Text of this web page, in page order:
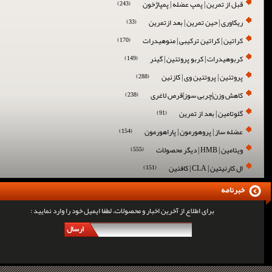
قبل از تمرین | پمپ عضله | پمپاژخون (243)
ریکاوری | حین تمرین | بعد ازتمرین (33)
کراتین | کراتین ترکیبی | منوهیدرات (170)
کربوهیدرات | کربو پروتئین | گینر (149)
پروتئین | پروتئین وی | کازئین (288)
کاهش وزن|چربی سوز|قرص لاغری (238)
گلوتامین | بعد از تمرین (91)
عضله ساز | پروهورمون | پاراهورمون (154)
ویتامین | HMB | دیگر محصولات (555)
ال کارنیتین | CLA | کافئین (151)
برای اطلاع از آخرین اخبار و محصولات، لطفا ایمیل خود را وارد نمایید :
ارسال
خبرنامه